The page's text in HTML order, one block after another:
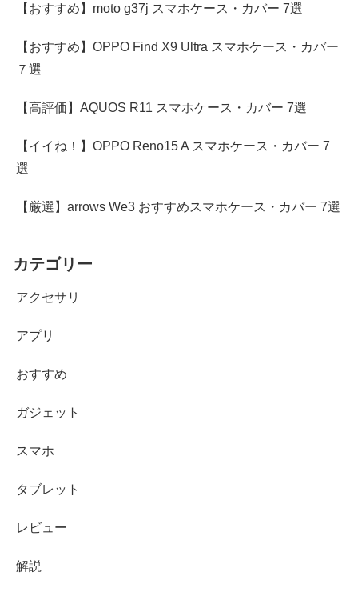
【おすすめ】moto g37j スマホケース・カバー 7選
【おすすめ】OPPO Find X9 Ultra スマホケース・カバー
７選
【高評価】AQUOS R11 スマホケース・カバー 7選
【イイね！】OPPO Reno15 A スマホケース・カバー 7
選
【厳選】arrows We3 おすすめスマホケース・カバー 7選
カテゴリー
アクセサリ
アプリ
おすすめ
ガジェット
スマホ
タブレット
レビュー
解説